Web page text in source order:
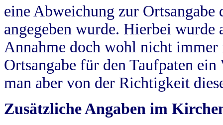
eine Abweichung zur
angegeben wurde. Hierbei wurde
Annahme doch wohl nicht
Ortsangabe für den Taufpaten
man aber von der Richtigkeit
Zusätzliche Angaben im